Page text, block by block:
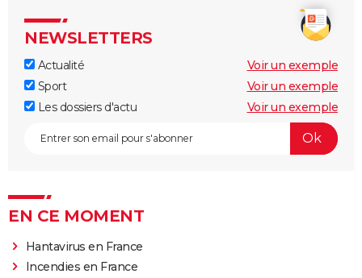
NEWSLETTERS
Actualité
Voir un exemple
Sport
Voir un exemple
Les dossiers d'actu
Voir un exemple
EN CE MOMENT
Hantavirus en France
Incendies en France